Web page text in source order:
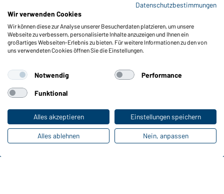
Funktionen & Pflege
Pflegehinweise
Farben
Online-Kataloge
Zu den Download-Links
Datenschutzbestimmungen
Wir verwenden Cookies
Wir können diese zur Analyse unserer Besucherdaten platzieren, um unsere
Webseite zu verbessern, personalisierte Inhalte anzuzeigen und Ihnen ein
großartiges Webseiten-Erlebnis zu bieten. Für weitere Informationen zu den von
uns verwendeten Cookies öffnen Sie die Einstellungen.
Notwendig Performance
Funktional
Alles akzeptieren Einstellungen speichern
Alles ablehnen Nein, anpassen